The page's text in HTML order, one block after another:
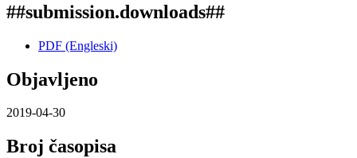
##submission.downloads##
PDF (Engleski)
Objavljeno
2019-04-30
Broj časopisa